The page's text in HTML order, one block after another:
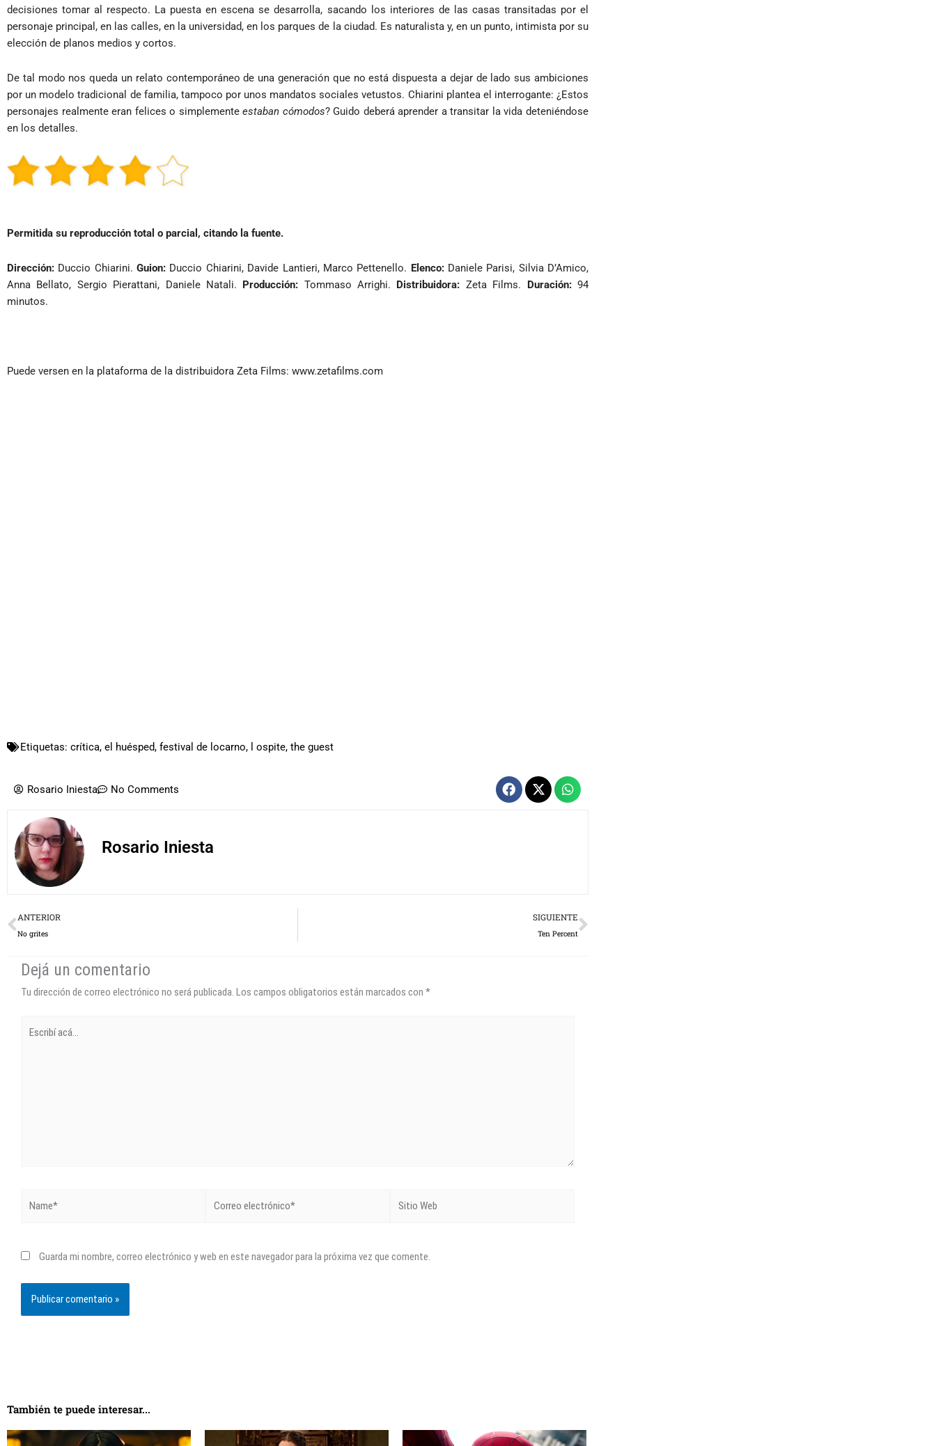
decisiones tomar al respecto. La puesta en escena se desarrolla, sacando los interiores de las casas transitadas por el
personaje principal, en las calles, en la universidad, en los parques de la ciudad. Es naturalista y, en un punto, intimista por su
elección de planos medios y cortos.
De tal modo nos queda un relato contemporáneo de una generación que no está dispuesta a dejar de lado sus ambiciones
por un modelo tradicional de familia, tampoco por unos mandatos sociales vetustos. Chiarini plantea el interrogante: ¿Estos
personajes realmente eran felices o simplementeestaban cómodos? Guido deberá aprender a transitar la vida deteniéndose
en los detalles.
Permitida su reproducción total o parcial, citando la fuente.
Dirección: Duccio Chiarini.Guion: Duccio Chiarini, Davide Lantieri, Marco Pettenello. Elenco:Daniele Parisi, Silvia D’Amico,
Anna Bellato, Sergio Pierattani, Daniele Natali. Producción: Tommaso Arrighi. Distribuidora: Zeta Films. Duración:94
minutos.
Puede versen en la plataforma de la distribuidora Zeta Films: www.zetafilms.com
Etiquetas: crítica, el huésped, festival de locarno, l ospite, the guest
Rosario Iniesta No Comments
Rosario Iniesta
Prev
ANTERIOR
No grites
SIGUIENTE
Ten Percent
Next
Dejá un comentario
Tu dirección de correo electrónico no será publicada. Los campos obligatorios están marcados con *
acá...
electrónico*
Web
Guarda mi nombre, correo electrónico y web en este navegador para la próxima vez que comente.
También te puede interesar...